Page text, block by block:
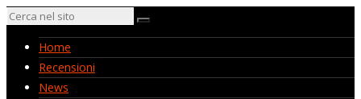
Home
Recensioni
News